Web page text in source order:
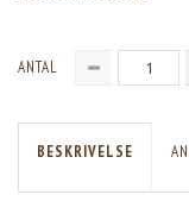
ANTAL
BESKRIVELSE